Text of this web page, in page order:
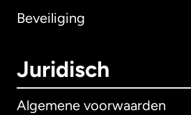
Beveiliging
Juridisch
Algemene voorwaarden